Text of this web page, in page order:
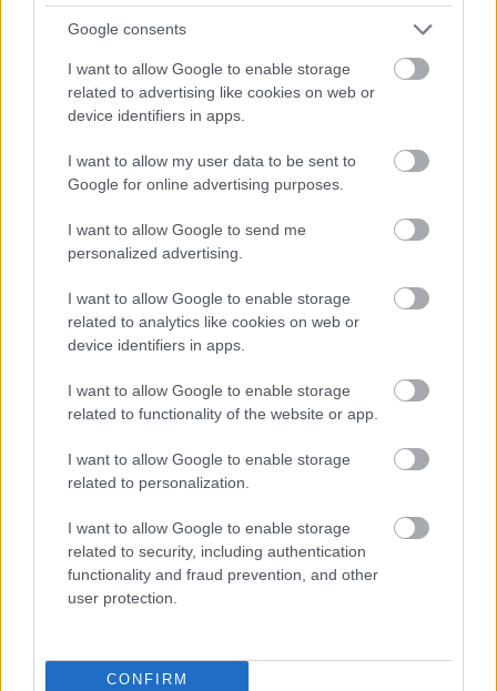
Google consents
I want to allow Google to enable storage
related to advertising like cookies on web or
device identifiers in apps.
I want to allow my user data to be sent to
Google for online advertising purposes.
I want to allow Google to send me
personalized advertising.
I want to allow Google to enable storage
related to analytics like cookies on web or
device identifiers in apps.
I want to allow Google to enable storage
related to functionality of the website or app.
I want to allow Google to enable storage
related to personalization.
I want to allow Google to enable storage
related to security, including authentication
functionality and fraud prevention, and other
user protection.
CONFIRM
Újragondolják Lipótváros rejtett, zöld parkját
Indulhat a Honvéd tér megújításának tervezése, ahol a
klímatudatos gondolkodás és a helyi identitás erősítése kerül a
középpontba.
Történelmi táj, amelynek minden köve
mesél – megújul a tatai Angolkert
Bicske Kelet csomópont építése
Új gyalogosátkelők és jelzőlámpás
csomópont épül Angyalföldön
Másfélszeresére bővítik
Hódmezővásárhely jó hírű református
iskoláját